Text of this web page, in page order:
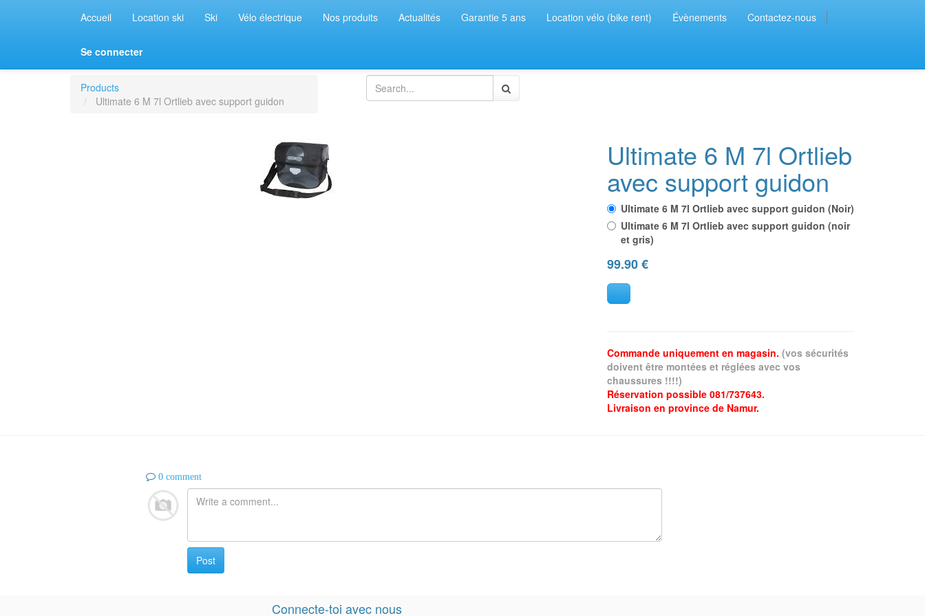
Accueil Location ski Ski Vélo électrique Nos produits Actualités Garantie 5 ans Location vélo (bike rent) Évènements Contactez-nous
Se connecter
Products
Ultimate 6 M 7l Ortlieb avec support guidon
Ultimate 6 M 7l Ortlieb
avec support guidon
Ultimate 6 M 7l Ortlieb avec support guidon (Noir)
Ultimate 6 M 7l Ortlieb avec support guidon (noir
et gris)
99.90€
Commande uniquement en magasin. (vos sécurités
doivent être montées et réglées avec vos
chaussures !!!!)
Réservation possible 081/737643.
Livraison en province de Namur.
0 comment
Post
Connecte-toi avec nous